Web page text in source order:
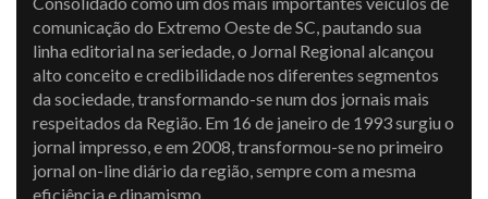
comunicação do Extremo Oeste de SC, pautando sua
linha editorial na seriedade, o Jornal Regional alcançou
alto conceito e credibilidade nos diferentes segmentos
da sociedade, transformando-se num dos jornais mais
respeitados da Região. Em 16 de janeiro de 1993 surgiu o
jornal impresso, e em 2008, transformou-se no primeiro
jornal on-line diário da região, sempre com a mesma
eficiência e dinamismo.